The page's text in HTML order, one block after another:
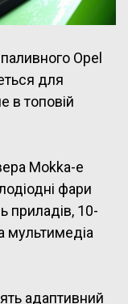
Opel
для
в топовій
Mokka-e
фари
приладів, 10-
мультимедіа
адаптивний